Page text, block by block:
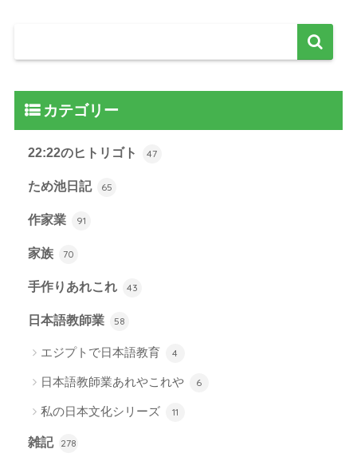
カテゴリー
22:22のヒトリゴト 47
ため池日記 65
作家業 91
家族 70
手作りあれこれ 43
日本語教師業 58
エジプトで日本語教育 4
日本語教師業あれやこれや 6
私の日本文化シリーズ 11
雑記 278